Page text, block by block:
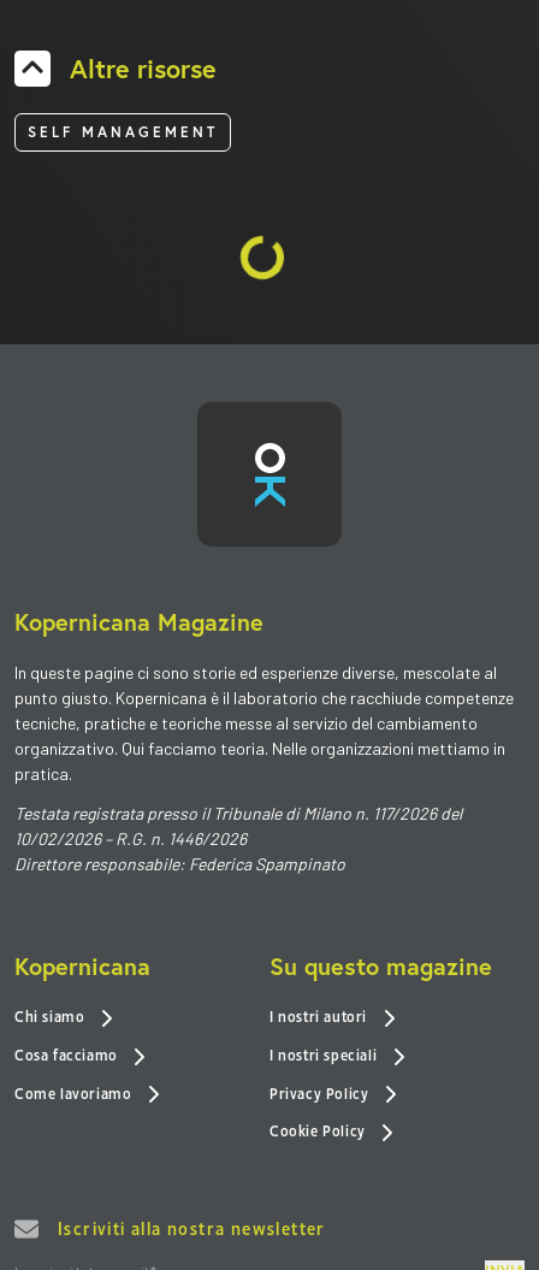
Altre risorse
SELF MANAGEMENT
Kopernicana Magazine
In queste pagine ci sono storie ed esperienze diverse, mescolate al
punto giusto. Kopernicana è il laboratorio che racchiude competenze
tecniche, pratiche e teoriche messe al servizio del cambiamento
organizzativo. Qui facciamo teoria. Nelle organizzazioni mettiamo in
pratica.
Testata registrata presso il Tribunale di Milano n. 117/2026 del
10/02/2026 – R.G. n. 1446/2026
Direttore responsabile: Federica Spampinato
Kopernicana
Chi siamo
Cosa facciamo
Come lavoriamo
Su questo magazine
I nostri autori
I nostri speciali
Privacy Policy
Cookie Policy
Iscriviti alla nostra newsletter